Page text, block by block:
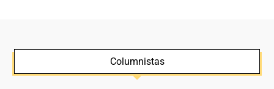
Columnistas